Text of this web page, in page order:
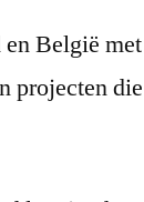
België met
projecten die